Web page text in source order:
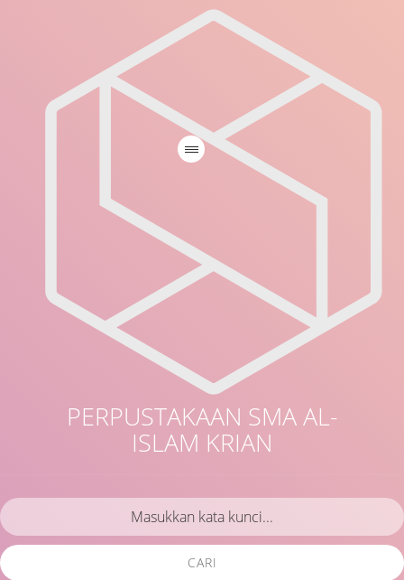
PERPUSTAKAAN SMA AL-
ISLAM KRIAN
CARI